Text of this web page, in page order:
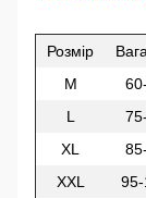
Розмір
M
L
XL
XXL